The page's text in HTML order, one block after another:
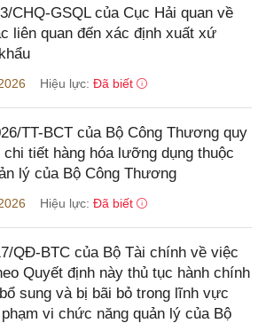
CHQ-GSQL của Cục Hải quan về
liên quan đến xác định xuất xứ
Hiệu lực: Đã biết
TT-BCT của Bộ Công Thương quy
chi tiết hàng hóa lưỡng dụng thuộc
lý của Bộ Công Thương
Hiệu lực: Đã biết
QĐ-BTC của Bộ Tài chính về việc
Quyết định này thủ tục hành chính
sung và bị bãi bỏ trong lĩnh vực
vi chức năng quản lý của Bộ